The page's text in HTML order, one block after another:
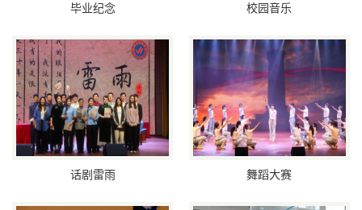
毕业纪念 校园音乐
话剧雷雨 舞蹈大赛